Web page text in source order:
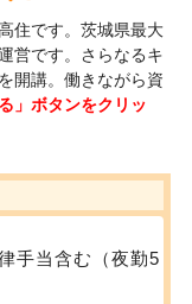
住です。茨城県最大
営です。さらなるキ
開講。働きながら資
」ボタンをクリッ
手当含む（夜勤5